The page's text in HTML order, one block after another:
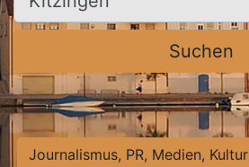
Suchen
Journalismus, PR, Medien, Kultur